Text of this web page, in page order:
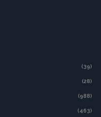
(39)
(28)
(988)
(463)